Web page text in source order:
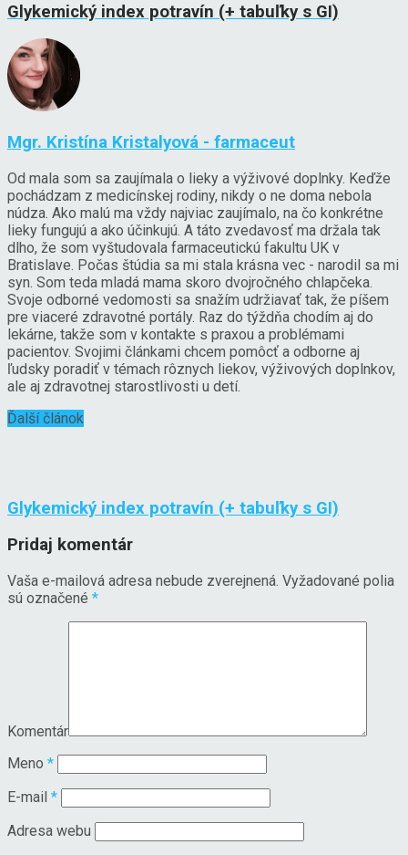
Glykemický index potravín (+ tabuľky s GI)
Mgr. Kristína Kristalyová - farmaceut
Od mala som sa zaujímala o lieky a výživové doplnky. Keďže
pochádzam z medicínskej rodiny, nikdy o ne doma nebola
núdza. Ako malú ma vždy najviac zaujímalo, na čo konkrétne
lieky fungujú a ako účinkujú. A táto zvedavosť ma držala tak
dlho, že som vyštudovala farmaceutickú fakultu UK v
Bratislave. Počas štúdia sa mi stala krásna vec - narodil sa mi
syn. Som teda mladá mama skoro dvojročného chlapčeka.
Svoje odborné vedomosti sa snažím udržiavať tak, že píšem
pre viaceré zdravotné portály. Raz do týždňa chodím aj do
lekárne, takže som v kontakte s praxou a problémami
pacientov. Svojimi článkami chcem pomôcť a odborne aj
ľudsky poradiť v témach rôznych liekov, výživových doplnkov,
ale aj zdravotnej starostlivosti u detí.
Ďalší článok
Glykemický index potravín (+ tabuľky s GI)
Pridaj komentár
Vaša e-mailová adresa nebude zverejnená. Vyžadované polia
sú označené *
Komentár
Meno *
E-mail *
Adresa webu